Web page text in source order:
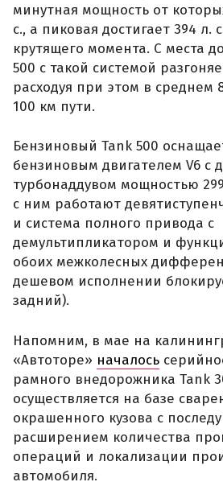
минутная мощность от
с., а пиковая достигает 394 л.
крутящего момента. С места
500 с такой системой
расходуя при этом в среднем
100 км пути.
Бензиновый Tank 500
бензиновым двигателем V6 с
турбонаддувом мощностью
с ним работают
и система полного привода с
демультипликатором и
обоих межколесных
дешевом исполнении
задний).
Напомним, в мае на
«Автоторе» началось
рамного внедорожника Tank
осуществляется на базе
окрашенного кузова с
расширением количества
операций и локализации
автомобиля.